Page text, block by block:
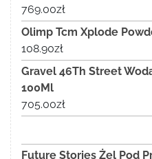
769.00zł
Olimp Tcm Xplode
108.90zł
Gravel 46Th Street
100Ml
705.00zł
Future Stories Żel Pod